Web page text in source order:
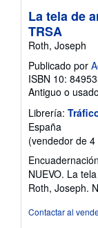
La tela de
TRSA
Roth, Joseph
Publicado por
ISBN 10:
Antiguo o usado
Librería:
España
(vendedor de
NUEVO. La
Roth, Joseph.
Contactar al